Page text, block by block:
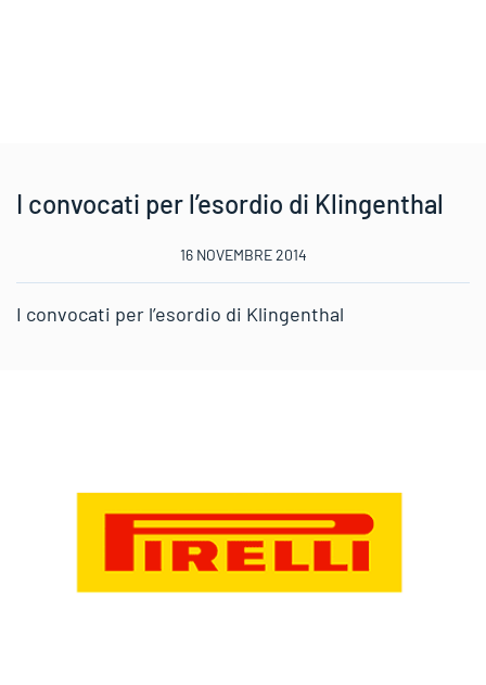
I convocati per l’esordio di Klingenthal
16 NOVEMBRE 2014
I convocati per l’esordio di Klingenthal